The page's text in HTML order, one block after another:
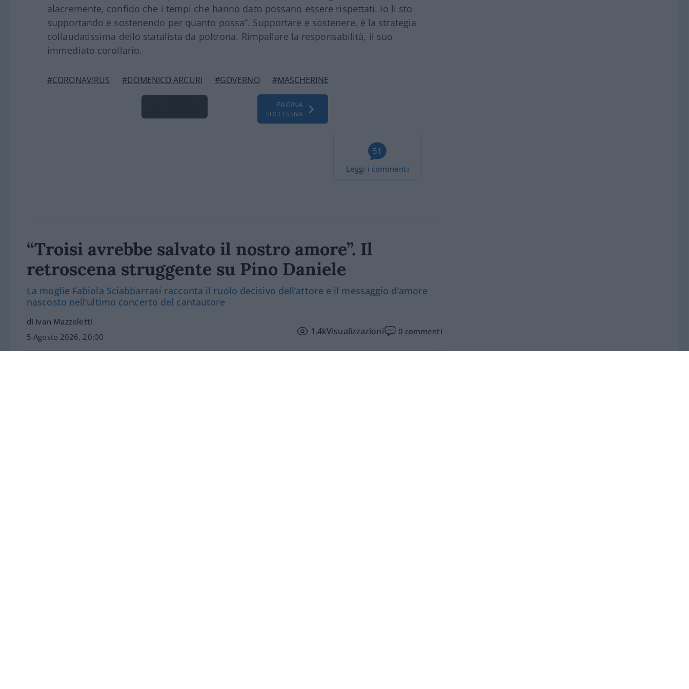
alacremente, confido che i tempi che hanno dato possano essere rispettati. Io li sto
supportando e sostenendo per quanto possa”. Supportare e sostenere, è la strategia
collaudatissima dello statalista da poltrona. Rimpallare la responsabilità, il suo
immediato corollario.
#CORONAVIRUS #DOMENICO ARCURI #GOVERNO #MASCHERINE
PAGINA
SUCCESSIVA
51
Leggi i commenti
“Troisi avrebbe salvato il nostro amore”. Il
retroscena struggente su Pino Daniele
La moglie Fabiola Sciabbarrasi racconta il ruolo decisivo dell’attore e il messaggio d’amore
nascosto nell’ultimo concerto del cantautore
di Ivan Mazzoletti
5 Agosto 2026, 20:00
1.4kVisualizzazioni 0 commenti